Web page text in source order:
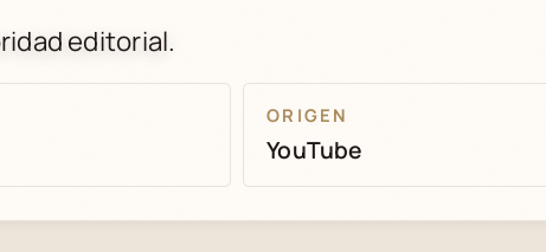
editorial.
ORIGEN
YouTube